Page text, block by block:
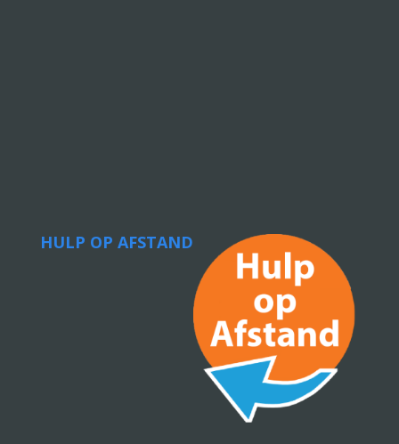
HULP OP AFSTAND